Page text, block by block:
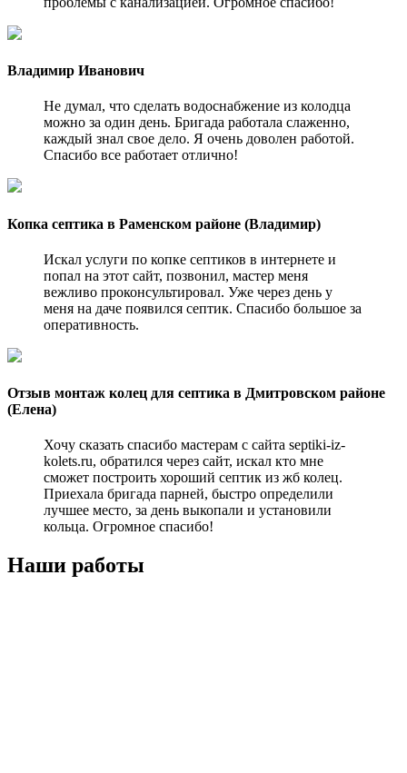
Владимир Иванович
Не думал, что сделать водоснабжение из колодца
можно за один день. Бригада работала слаженно,
каждый знал свое дело. Я очень доволен работой.
Спасибо все работает отлично!
Копка септика в Раменском районе (Владимир)
Искал услуги по копке септиков в интернете и
попал на этот сайт, позвонил, мастер меня
вежливо проконсультировал. Уже через день у
меня на даче появился септик. Спасибо большое за
оперативность.
Отзыв монтаж колец для септика в Дмитровском районе
(Елена)
Хочу сказать спасибо мастерам с сайта septiki-iz-
kolets.ru, обратился через сайт, искал кто мне
сможет построить хороший септик из жб колец.
Приехала бригада парней, быстро определили
лучшее место, за день выкопали и установили
кольца. Огромное спасибо!
Наши работы